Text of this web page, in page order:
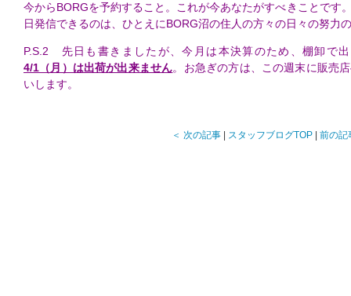
今からBORGを予約すること。これが今あなたがすべきことです
日発信できるのは、ひとえにBORG沼の住人の方々の日々の努力
P.S.2 先日も書きましたが、今月は本決算のため、棚卸で
4/1（月）は出荷が出来ません。お急ぎの方は、この週末に販売
いします。
＜ 次の記事 スタッフブログTOP 前の記